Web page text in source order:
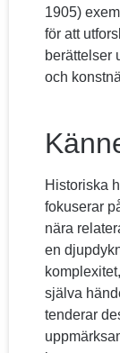
1905)
för att
berättelser
och
Historiska
fokuserar
nära
en
själva
tenderar